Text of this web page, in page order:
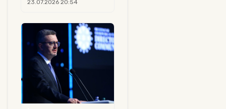
23.07.2026 20:54